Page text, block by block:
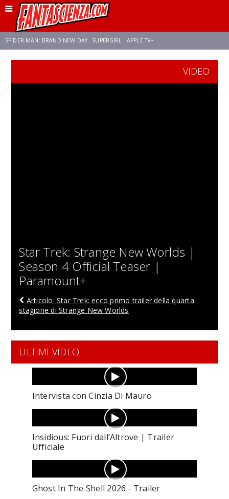
SPIDER-MAN: BRAND NEW DAY SUPERGIRL APPLE TV+
AVENGERS: DOOMSDAY
VIDEO
Star Trek: Strange New Worlds |
Season 4 Official Teaser |
Paramount+
Articolo: Star Trek: ecco primo trailer della quarta
stagione di Strange New Worlds
ULTIMI VIDEO
Intervista con Cinzia Di Mauro
Insidious: Fuori dall’Altrove | Trailer
Ufficiale
Ghost In The Shell 2026 - Trailer